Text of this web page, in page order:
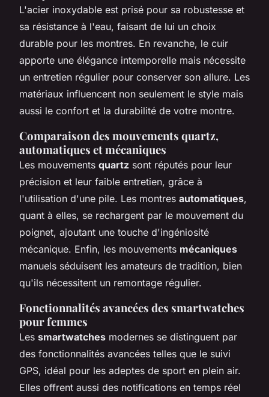
L'acier inoxydable est prisé pour sa robustesse et
sa résistance à l'eau, faisant de lui un choix
durable pour les montres. En revanche, le cuir
apporte une élégance intemporelle mais nécessite
un entretien régulier pour conserver son allure. Les
matériaux influencent non seulement le style mais
aussi le confort et la durabilité de votre montre.
Comparaison des mouvements quartz,
automatiques et mécaniques
Les mouvements quartz sont réputés pour leur
précision et leur faible entretien, grâce à
l'utilisation d'une pile. Les montres automatiques,
quant à elles, se rechargent par le mouvement du
poignet, ajoutant une touche d'ingéniosité
mécanique. Enfin, les mouvements mécaniques
manuels séduisent les amateurs de tradition, bien
qu'ils nécessitent un remontage régulier.
Fonctionnalités avancées des smartwatches
pour femmes
Les smartwatches modernes se distinguent par
des fonctionnalités avancées telles que le suivi
GPS, idéal pour les adeptes de sport en plein air.
Elles offrent aussi des notifications en temps réel